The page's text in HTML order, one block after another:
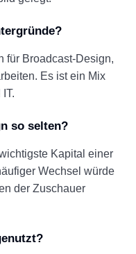
für Broadcast-Design,
Es ist ein Mix
so selten?
Kapital einer
Wechsel würde
der Zuschauer